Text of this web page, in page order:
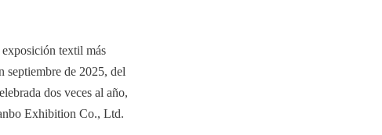
textil más
septiembre de 2025, del
dos veces al año,
Exhibition Co., Ltd.